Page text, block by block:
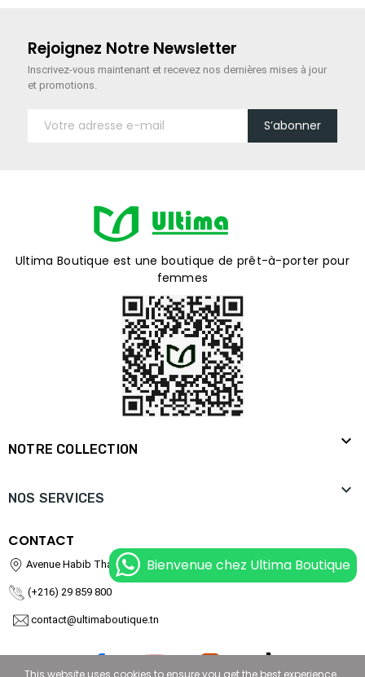
Rejoignez Notre Newsletter
Inscrivez-vous maintenant et recevez nos dernières mises à jour
et promotions.
S’abonner
Ultima Boutique est une boutique de prêt-à-porter pour
femmes
NOTRE COLLECTION 
NOS SERVICES 
CONTACT
Avenue Habib Thamer, 8000 Nabeul
(+216) 29 859 800
contact@ultimaboutique.tn
This website uses cookies to ensure you get the best experience
Bienvenue chez Ultima Boutique